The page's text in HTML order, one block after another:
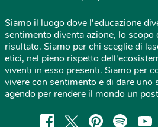
Siamo il luogo dove l'educazione
sentimento diventa azione, lo scopo
risultato. Siamo per chi sceglie di
etici, nel pieno rispetto
viventi in esso presenti. Siamo per
vivere con sentimento e di dare uno
agendo per rendere il mondo un